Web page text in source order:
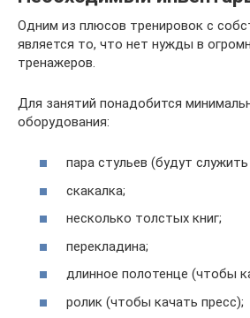
Одним из плюсов тренировок с
является то, что нет нужды в
тренажеров.
Для занятий понадобится
оборудования:
пара стульев (будут
скакалка;
несколько толстых книг;
перекладина;
длинное полотенце (чтобы
ролик (чтобы качать пресс);